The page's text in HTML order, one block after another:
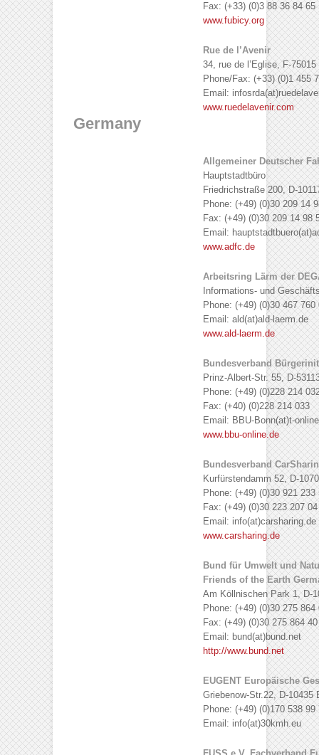
Fax: (+33) (0)3 88 36 84 65
www.fubicy.org
Rue de l’Avenir
34, rue de l’Eglise, F-
Phone/Fax: (+33) (0)1 455
Email:
www.ruedelavenir.com
Germany
Allgemeiner Deutscher
Hauptstadtbüro
Friedrichstraße 200, D-
Phone: (+49) (0)30 209 14
Fax: (+49) (0)30 209 14 98
Email:
www.adfc.de
Arbeitsring Lärm der
Informations- und
Phone: (+49) (0)30 467 760
Email: ald(at)ald-laerm.de
www.ald-laerm.de
Bundesverband
Prinz-Albert-Str. 55, D-
Phone: (+49) (0)228 214
Fax: (+40) (0)228 214 033
Email: BBU-Bonn(at)t-
www.bbu-online.de
Bundesverband
Kurfürstendamm 52, D-
Phone: (+49) (0)30 921 233
Fax: (+49) (0)30 223 207 04
Email: info(at)carsharing.de
www.carsharing.de
Bund für Umwelt und
Friends of the Earth
Am Köllnischen Park 1, D-
Phone: (+49) (0)30 275 864
Fax: (+49) (0)30 275 864 40
Email: bund(at)bund.net
http://www.bund.net
EUGENT Europäische
Griebenow-Str.22, D-10435
Phone: (+49) (0)170 538 99
Email: info(at)30kmh.eu